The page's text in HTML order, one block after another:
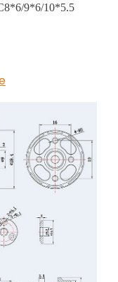
9*6/10*5.5